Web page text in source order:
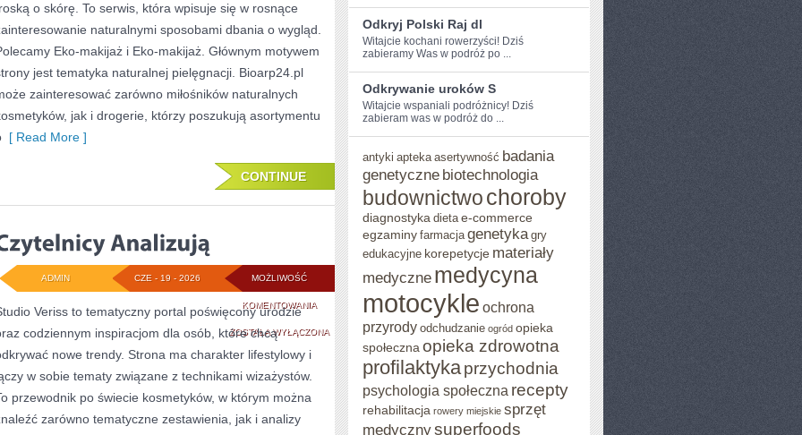
o skórę. To serwis, która wpisuje się w rosnące
naturalnymi sposobami dbania o wygląd.
Eko-makijaż i Eko-makijaż. Głównym motywem
jest tematyka naturalnej pielęgnacji. Bioarp24.pl
zainteresować zarówno miłośników naturalnych
jak i drogerie, którzy poszukują asortymentu
[ Read More ]
CONTINUE
MOŻLIWOŚĆ
KOMENTOWANIACZYTELNICY
ANALIZUJĄ
ZOSTAŁA WYŁĄCZONA
CZE - 19 - 2026
ADMIN
Veriss to tematyczny portal poświęcony urodzie
codziennym inspiracjom dla osób, które chcą
nowe trendy. Strona ma charakter lifestylowy i
w sobie tematy związane z technikami wizażystów.
przewodnik po świecie kosmetyków, w którym można
zarówno tematyczne zestawienia, jak i analizy
Odkryj Polski Raj dl
Witajcie kochani rowerzyści! Dziś
zabieramy Was w podróż po ...
Odkrywanie uroków S
Witajcie ⁢wspaniali podróżnicy! Dziś⁢
zabieram was w‌ podróż ⁣do ...
antyki apteka asertywność badania
genetyczne biotechnologia
budownictwochoroby
diagnostyka dieta e-commerce
egzaminy farmacja genetyka gry
edukacyjne korepetycje materiały
medyczne medycyna
motocykle ochrona
przyrody odchudzanie ogród opieka
społeczna opieka zdrowotna
profilaktykaprzychodnia
psychologia społeczna recepty
rehabilitacja rowery miejskie sprzęt
medycznysuperfoods